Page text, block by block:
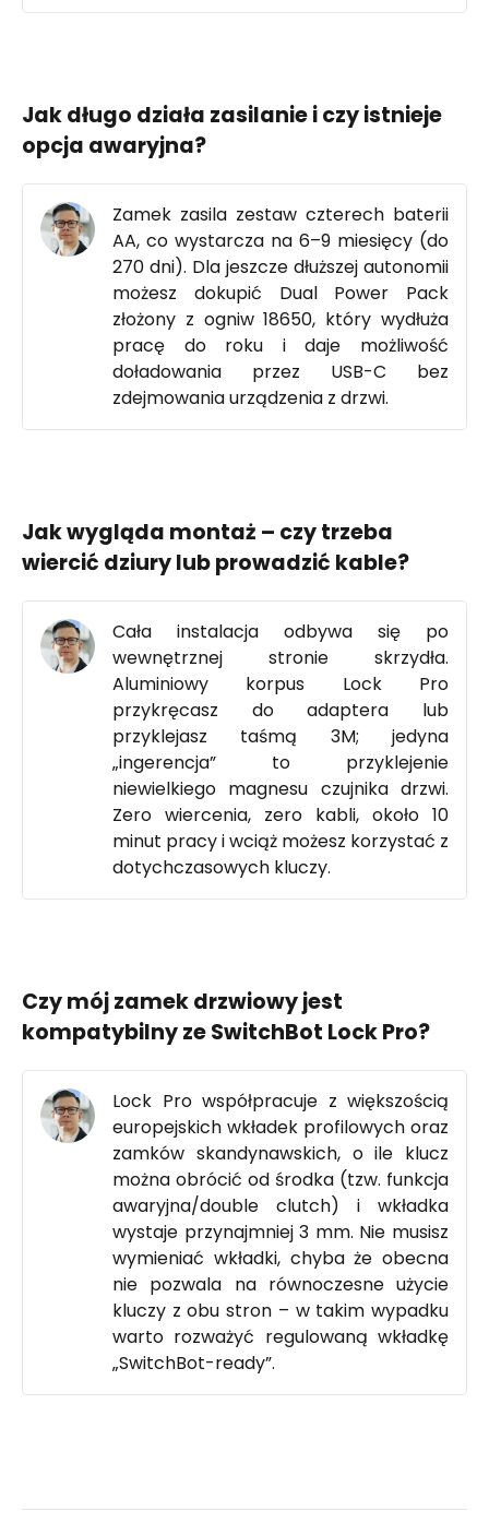
Jak długo działa zasilanie i czy istnieje
opcja awaryjna?
Zamek zasila zestaw czterech baterii
AA, co wystarcza na 6–9 miesięcy (do
270 dni). Dla jeszcze dłuższej autonomii
możesz dokupić Dual Power Pack
złożony z ogniw 18650, który wydłuża
pracę do roku i daje możliwość
doładowania przez USB-C bez
zdejmowania urządzenia z drzwi.
Jak wygląda montaż – czy trzeba
wiercić dziury lub prowadzić kable?
Cała instalacja odbywa się po
wewnętrznej stronie skrzydła.
Aluminiowy korpus Lock Pro
przykręcasz do adaptera lub
przyklejasz taśmą 3M; jedyna
„ingerencja” to przyklejenie
niewielkiego magnesu czujnika drzwi.
Zero wiercenia, zero kabli, około 10
minut pracy i wciąż możesz korzystać z
dotychczasowych kluczy.
Czy mój zamek drzwiowy jest
kompatybilny ze SwitchBot Lock Pro?
Lock Pro współpracuje z większością
europejskich wkładek profilowych oraz
zamków skandynawskich, o ile klucz
można obrócić od środka (tzw. funkcja
awaryjna/double clutch) i wkładka
wystaje przynajmniej 3 mm. Nie musisz
wymieniać wkładki, chyba że obecna
nie pozwala na równoczesne użycie
kluczy z obu stron – w takim wypadku
warto rozważyć regulowaną wkładkę
„SwitchBot-ready”.